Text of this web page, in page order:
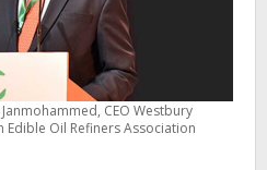
CEO Westbury
Edible Oil Refiners Association